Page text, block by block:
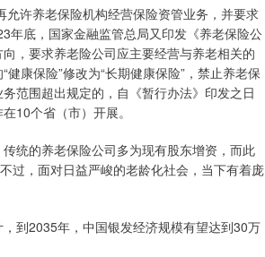
许养老保险机构经营保险资管业务，并要求
年底，国家金融监管总局又印发《养老保险公
，要求养老险公司应主要经营与养老相关的
康保险”修改为“长期健康保险”，禁止养老保
范围超出规定的，自《暂行办法》印发之日
10个省（市）开展。
统的养老保险公司多为现有股东增资，而此
过，面对日益严峻的老龄化社会，当下有着庞
到2035年，中国银发经济规模有望达到30万